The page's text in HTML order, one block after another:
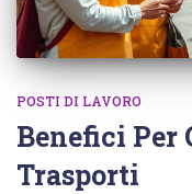
POSTI DI LAVORO
Benefici Per
Trasporti